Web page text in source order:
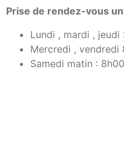
Prise de rendez-vous
Lundi , mardi , jeudi
Mercredi , vendredi
Samedi matin :